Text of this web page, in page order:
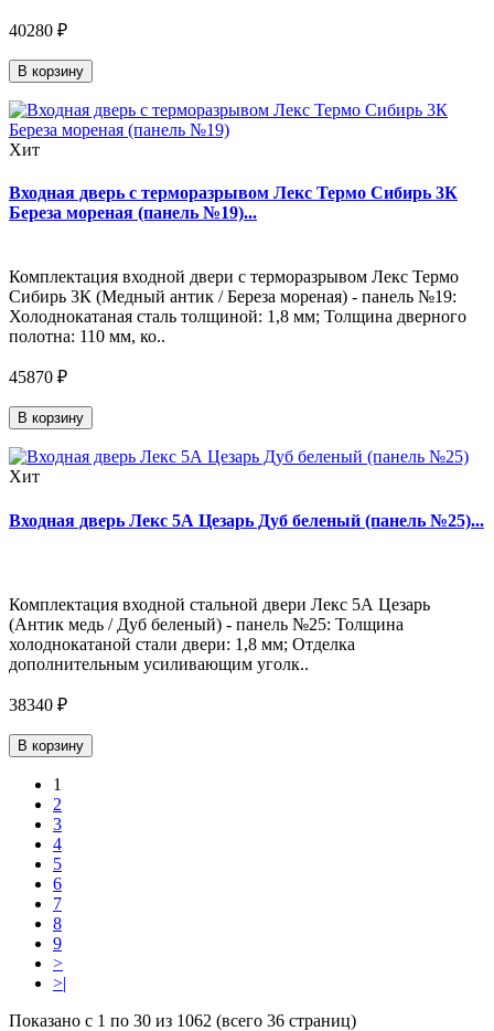
40280 ₽
В корзину
Хит
Входная дверь с терморазрывом Лекс Термо Сибирь 3К
Береза мореная (панель №19)...
Комплектация входной двери с терморазрывом Лекс Термо
Сибирь 3К (Медный антик / Береза мореная) - панель №19:
Холоднокатаная сталь толщиной: 1,8 мм; Толщина дверного
полотна: 110 мм, ко..
45870 ₽
В корзину
Хит
Входная дверь Лекс 5А Цезарь Дуб беленый (панель №25)...
Комплектация входной стальной двери Лекс 5А Цезарь
(Антик медь / Дуб беленый) - панель №25: Толщина
холоднокатаной стали двери: 1,8 мм; Отделка
дополнительным усиливающим уголк..
38340 ₽
В корзину
1
2
3
4
5
6
7
8
9
>
>|
Показано с 1 по 30 из 1062 (всего 36 страниц)